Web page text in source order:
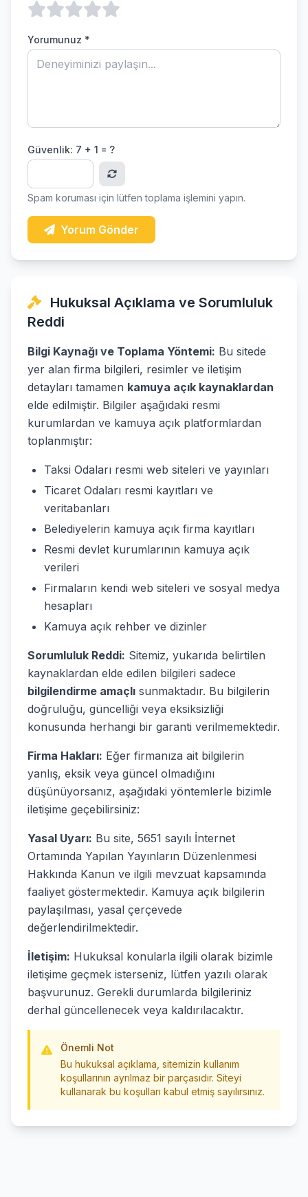
Yorumunuz *
Güvenlik: 7 + 1 = ?
Spam koruması için lütfen toplama işlemini yapın.
Yorum Gönder
Hukuksal Açıklama ve Sorumluluk
Reddi
Bilgi Kaynağı ve Toplama Yöntemi: Bu sitede
yer alan firma bilgileri, resimler ve iletişim
detayları tamamen kamuya açık kaynaklardan
elde edilmiştir. Bilgiler aşağıdaki resmi
kurumlardan ve kamuya açık platformlardan
toplanmıştır:
Taksi Odaları resmi web siteleri ve yayınları
Ticaret Odaları resmi kayıtları ve
veritabanları
Belediyelerin kamuya açık firma kayıtları
Resmi devlet kurumlarının kamuya açık
verileri
Firmaların kendi web siteleri ve sosyal medya
hesapları
Kamuya açık rehber ve dizinler
Sorumluluk Reddi: Sitemiz, yukarıda belirtilen
kaynaklardan elde edilen bilgileri sadece
bilgilendirme amaçlı sunmaktadır. Bu bilgilerin
doğruluğu, güncelliği veya eksiksizliği
konusunda herhangi bir garanti verilmemektedir.
Firma Hakları: Eğer firmanıza ait bilgilerin
yanlış, eksik veya güncel olmadığını
düşünüyorsanız, aşağıdaki yöntemlerle bizimle
iletişime geçebilirsiniz:
Yasal Uyarı: Bu site, 5651 sayılı İnternet
Ortamında Yapılan Yayınların Düzenlenmesi
Hakkında Kanun ve ilgili mevzuat kapsamında
faaliyet göstermektedir. Kamuya açık bilgilerin
paylaşılması, yasal çerçevede
değerlendirilmektedir.
İletişim: Hukuksal konularla ilgili olarak bizimle
iletişime geçmek isterseniz, lütfen yazılı olarak
başvurunuz. Gerekli durumlarda bilgileriniz
derhal güncellenecek veya kaldırılacaktır.
Önemli Not
Bu hukuksal açıklama, sitemizin kullanım
koşullarının ayrılmaz bir parçasıdır. Siteyi
kullanarak bu koşulları kabul etmiş sayılırsınız.